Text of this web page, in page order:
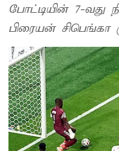
போட்டியின் 7-வது
பிரையன்